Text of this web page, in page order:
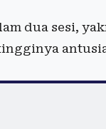
dua sesi,